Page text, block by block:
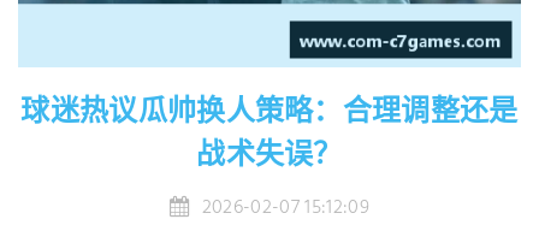
球迷热议瓜帅换人策略：合理调整还是
战术失误？
2026-02-07 15:12:09